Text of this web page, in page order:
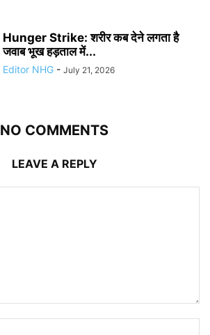
Hunger Strike: शरीर कब देने लगता है
जवाब भूख हड़ताल में...
Editor NHG - July 21, 2026
NO COMMENTS
LEAVE A REPLY